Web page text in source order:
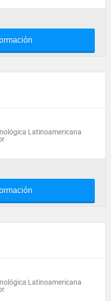
Latinoamericana
Latinoamericana